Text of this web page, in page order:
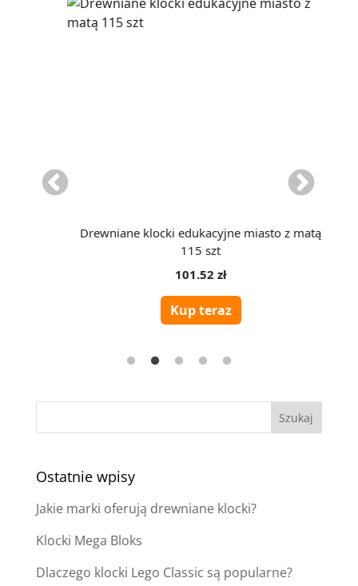
Ostatnie wpisy
Jakie marki oferują drewniane klocki?
Klocki Mega Bloks
Dlaczego klocki Lego Classic są popularne?